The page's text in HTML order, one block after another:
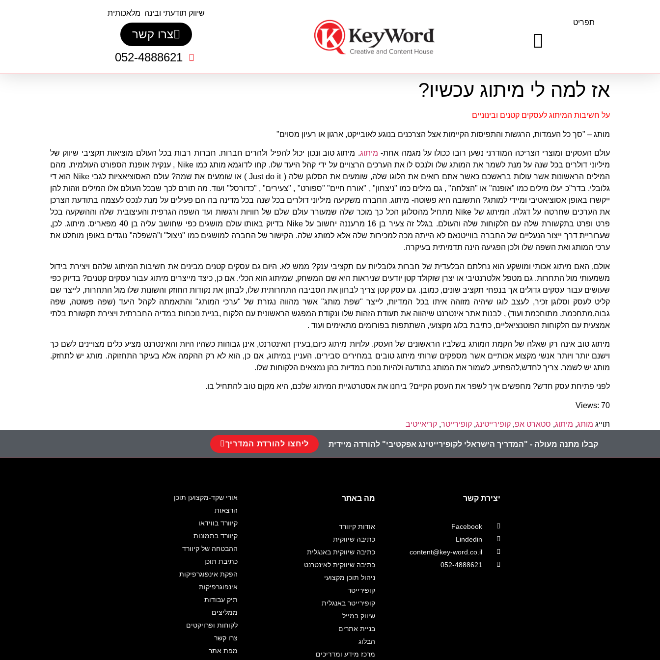
תפריט
שיווק תודעתי ובינה מלאכותית
צרו קשר
052-4888621
אז למה לי מיתוג עכשיו?
על חשיבות המיתוג לעסקים קטנים ובינוניים
מותג – "סך כל העמדות, הרגשות והתפיסות הקיימות אצל הצרכנים בנוגע לאובייקט, ארגון או רעיון מסוים"
עולם העסקים ומוצרי הצריכה המודרני נשען רובו ככולו על מגמה אחת- מיתוג. מיתוג טוב ונכון יכול להפיל ולהרים חברות. חברות רבות בכל העולם מוציאות תקציבי שיווק של
מיליוני דולרים בכל שנה על מנת לשמר את המותג שלו ולנכס לו את הערכים הרצויים על ידי קהל היעד שלו. קחו לדוגמא מותג כמו Nike , ענקית אופנת הספורט העולמית. מהם
המילים הראשונות אשר עולות בראשכם כאשר אתם רואים את הלוגו שלה, שומעים את הסלוגן שלה ( Just do it ) או שומעים את שמה? עולם האסוציאציות לגבי Nike הוא די
גלובלי. בדר"כ יעלו מילים כמו "אופנה" או "הצלחה" , גם מילים כמו "ניצחון" , "אורח חיים" "ספורט" , "צעירים" , "כדורסל" ועוד. מה תורם לכך שבכל העולם אלו המילים וזהות להן
ייקשרו באופן אסוציאטיבי ומיידי למותג? התשובה היא פשוטה- מיתוג. החברה משקיעה מיליוני דולרים בכל שנה בכל מדינה בה הם פעילים על מנת לנכס לעצמה בתודעת הצרכן
את הערכים שחרטה על דגלה. המיתוג של Nike מתחיל מהסלוגן הכל כך מוכר שלה שמעורר עולם שלם של חוויות ורגשות ועד השפה הגרפית והעיצובית שלה וההשקעה בכל
פרט ופרט בתקשורת שלה עם הלקוחות שלה והעולם. בגלל זה צעיר בן 16 מרעננה יחשוב על Nike בדיוק באותו עולם מושגים כפי שחושב עליה בן 40 מפאריס. מיתוג. לכן,
שערוריית דרך ייצור הנעליים של החברה בווייטנאם לא הייתה מכה למכירות שלה אלא למותג שלה. הקישור של החברה למושגים כמו "ניצול" ו"השפלה" נוגדים באופן מוחלט את
ערכי המותג ואת השפה שלו ולכן הפגיעה הינה תדמיתית בעיקרה.
אולם, האם מיתוג אכותי ומושקע הוא נחלתם הבלעדית של חברות גלובליות עם תקציבי ענק? ממש לא. היום גם עסקים קטנים מבינים את חשיבות המיתוג שלהם ויצירת בידול
משמעותי מול התחרות. גם מטפל אלטרנטיבי או יצרן שוקולד קטן יודעים שניראות היא שם המשחק, שמיתוג הוא הכלי. אם כן, כיצד מייצרים מיתוג עבור עסקים קטנים? בדיוק כפי
שעושים עבור עסקים גדולים אך בנפחי תקציב שונים, כמובן. גם עסק קטן צריך לבחון את הסביבה התחרותית שלו, לבחון את נקודות החוזק והשונות שלו מול התחרות, לייצר שם
קליט לעסק וסלוגן זכיר, לעצב לוגו שיהיה מזוהה איתו בכל המדיות, לייצר "שפת מותג" אשר מהווה נגזרת של "ערכי המותג" והתאמתה לקהל היעד (שפה פשוטה, שפה
גבוה,מתחכמת, מתוחכמת ועוד) , לבנות אתר אינטרנט שיהווה את תעודת הזהות שלו ונקודת המפגש הראשונית עם הלקוח ,בניית נוכחות במדיה החברתית ויצירת תקשורת בלתי
אמצעית עם הלקוחות הפוטנציאליים, כתיבת בלוג מקצועי, השתתפות בפורומים מתאימים ועוד .
מיתוג טוב אינה רק שאלה של הקמת המותג בשלביו הראשונים של העסק. עלויות מיתוג כיום,בעידן האינטרנט, אינן גבוהות כשהיו היות והאינטרנט מציע כלים מצויינים לשם כך
וישנם יותר ויותר אנשי מקצוע אכותיים אשר מספקים שרותי מיתוג טובים במחירים סבירים. העניין במיתוג, אם כן, הוא לא רק ההקמה אלא בעיקר התחזוקה. מותג יש לתחזק.
מותג יש לשמר. צריך לחדש,להפתיע, לשמור את המותג בתודעה ולהיות נוכח במדיות בהן נמצאים הלקוחות שלו.
לפני פתיחת עסק חדש? מחפשים איך לשפר את העסק הקיים? ביחנו את אסטרטגיית המיתוג שלכם, היא מקןם טוב להתחיל בו.
Views: 70
תוייג מותג, מיתוג, סטארט אפ, קופירייטינג, קופירייטר, קריאייטיב
קבלו מתנה מעולה - "המדריך הישראלי לקופירייטינג אפקטיבי" להורדה מיידית ליחצו להורדת המדריך
יצירת קשר
Facebook
Lindedin
content@key-word.co.il
052-4888621
מה באתר
אודות קיוורד
כתיבה שיווקית
כתיבה שיווקית באנגלית
כתיבה שיווקית לאינטרנט
ניהול תוכן מקצועי
קופירייטר
קופירייטר באנגלית
שיווק במייל
בניית אתרים
הבלוג
מרכז מידע ומדריכים
אורי שקד-מקצוען תוכן
הרצאות
קיוורד בווידאו
קיוורד בתמונות
ההבטחה של קיוורד
כתיבת תוכן
הפקת אינפוגרפיקות
אינפוגרפיקות
תיק עבודות
ממליצים
לקוחות ופרויקטים
צרו קשר
מפת אתר